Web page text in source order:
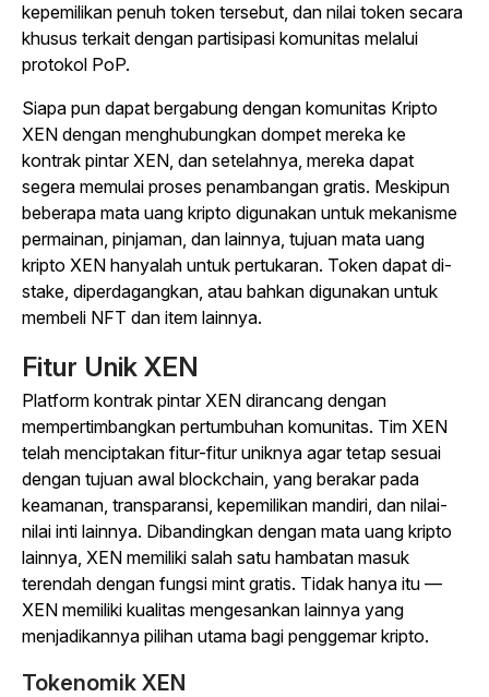
kepemilikan penuh token tersebut, dan nilai token secara
khusus terkait dengan partisipasi komunitas melalui
protokol PoP.
Siapa pun dapat bergabung dengan komunitas Kripto
XEN dengan menghubungkan dompet mereka ke
kontrak pintar XEN, dan setelahnya, mereka dapat
segera memulai proses penambangan gratis. Meskipun
beberapa mata uang kripto digunakan untuk mekanisme
permainan, pinjaman, dan lainnya, tujuan mata uang
kripto XEN hanyalah untuk pertukaran. Token dapat di-
stake, diperdagangkan, atau bahkan digunakan untuk
membeli NFT dan item lainnya.
Fitur Unik XEN
Platform kontrak pintar XEN dirancang dengan
mempertimbangkan pertumbuhan komunitas. Tim XEN
telah menciptakan fitur-fitur uniknya agar tetap sesuai
dengan tujuan awal blockchain, yang berakar pada
keamanan, transparansi, kepemilikan mandiri, dan nilai-
nilai inti lainnya. Dibandingkan dengan mata uang kripto
lainnya, XEN memiliki salah satu hambatan masuk
terendah dengan fungsi mint gratis. Tidak hanya itu —
XEN memiliki kualitas mengesankan lainnya yang
menjadikannya pilihan utama bagi penggemar kripto.
Tokenomik XEN